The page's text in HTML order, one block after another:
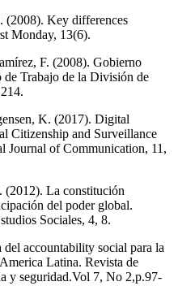
(2008). Key differences
Monday, 13(6).
F. (2008). Gobierno
Trabajo de la División de
K. (2017). Digital
Citizenship and Surveillance
of Communication, 11,
La constitución
del poder global.
Sociales, 4, 8.
accountability social para la
Latina. Revista de
y seguridad.Vol 7, No 2,p.97-